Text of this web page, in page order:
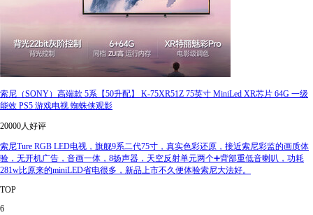
索尼（SONY）高端款 5系【50升配】 K-75XR51Z 75英寸 MiniLed XR芯片 64G 一级
能效 PS5 游戏电视 蜘蛛侠观影
20000人好评
索尼Ture RGB LED电视，旗舰9系二代75寸，真实色彩还原，接近索尼彩监的画质体
验，无开机广告，音画一体，8扬声器，天空反射单元两个➕背部重低音喇叭，功耗
281w比原来的miniLED省电很多，新品上市不久便体验索尼大法好。
TOP
6